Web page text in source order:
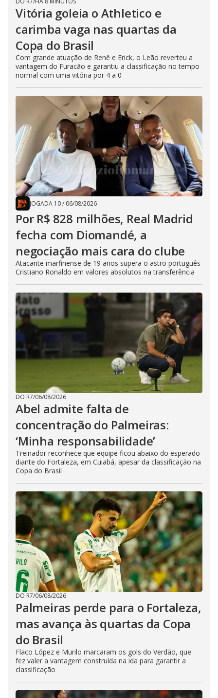
Vitória goleia o Athletico e
carimba vaga nas quartas da
Copa do Brasil
Com grande atuação de Renê e Erick, o Leão reverteu a
vantagem do Furacão e garantiu a classificação no tempo
normal com uma vitória por 4 a 0
JOGADA 10/ 06/08/2026
Por R$ 828 milhões, Real Madrid
fecha com Diomandé, a
negociação mais cara do clube
Atacante marfinense de 19 anos supera o astro português
Cristiano Ronaldo em valores absolutos na transferência
DO R7/06/08/2026
Abel admite falta de
concentração do Palmeiras:
‘Minha responsabilidade’
Treinador reconhece que equipe ficou abaixo do esperado
diante do Fortaleza, em Cuiabá, apesar da classificação na
Copa do Brasil
DO R7/06/08/2026
Palmeiras perde para o Fortaleza,
mas avança às quartas da Copa
do Brasil
Flaco López e Murilo marcaram os gols do Verdão, que
fez valer a vantagem construída na ida para garantir a
classificação